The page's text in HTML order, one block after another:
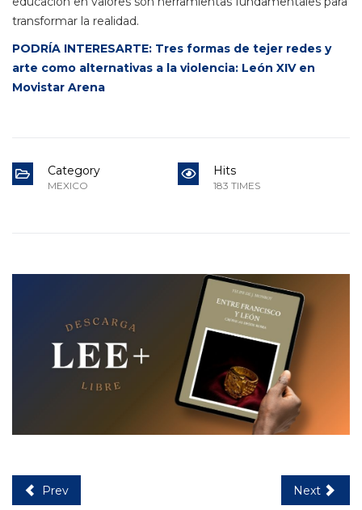
transformar la realidad.
PODRÍA INTERESARTE: Tres formas de tejer redes y
arte como alternativas a la violencia: León XIV en
Movistar Arena
Category
MEXICO
Hits
183 TIMES
Prev Next